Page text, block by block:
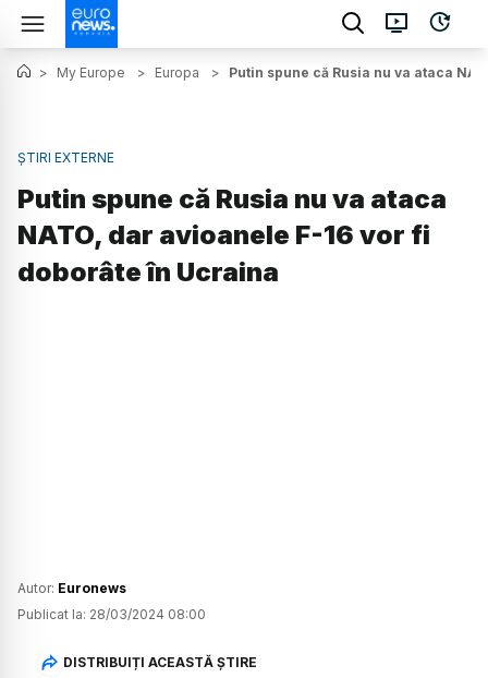
> My Europe > Europa > Putin spune că Rusia nu va ataca
ȘTIRI EXTERNE
Putin spune că Rusia nu va ataca
NATO, dar avioanele F-16 vor fi
doborâte în Ucraina
Autor: Euronews
Publicat la: 28/03/2024 08:00
DISTRIBUIȚI ACEASTĂ ȘTIRE